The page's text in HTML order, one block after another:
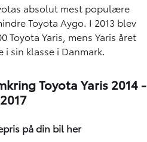
absolut mest populære
Toyota Aygo. I 2013 blev
Toyota Yaris, mens Yaris året
sin klasse i Danmark.
Toyota Yaris 2014 -
2017
på din bil her